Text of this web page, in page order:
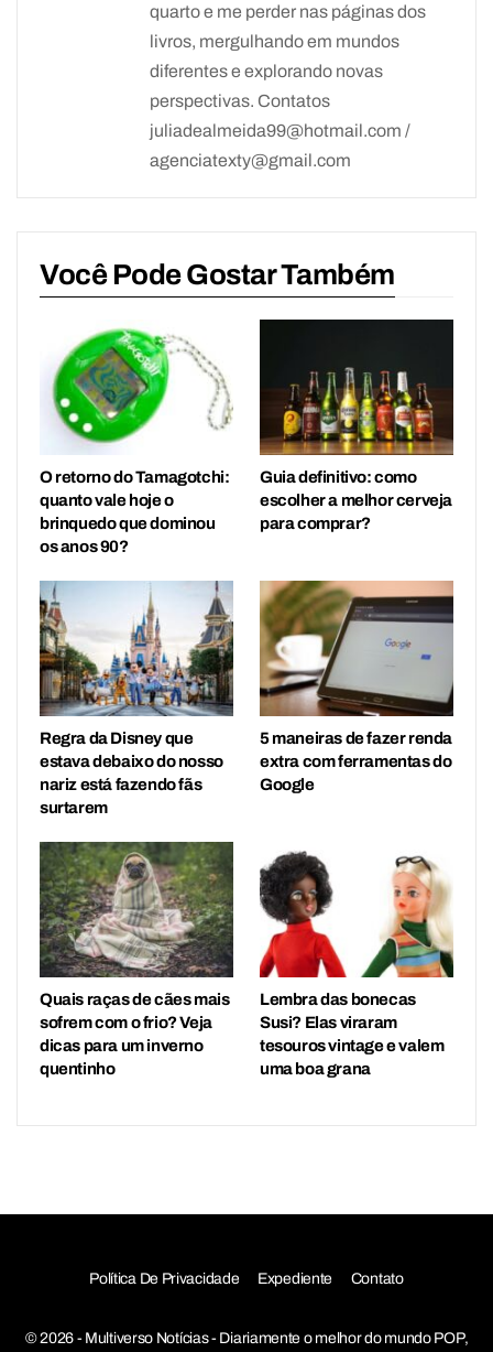
quarto e me perder nas páginas dos
livros, mergulhando em mundos
diferentes e explorando novas
perspectivas. Contatos
juliadealmeida99@hotmail.com /
agenciatexty@gmail.com
Você Pode Gostar Também
O retorno do Tamagotchi:
quanto vale hoje o
brinquedo que dominou
os anos 90?
Guia definitivo: como
escolher a melhor cerveja
para comprar?
Regra da Disney que
estava debaixo do nosso
nariz está fazendo fãs
surtarem
5 maneiras de fazer renda
extra com ferramentas do
Google
Quais raças de cães mais
sofrem com o frio? Veja
dicas para um inverno
quentinho
Lembra das bonecas
Susi? Elas viraram
tesouros vintage e valem
uma boa grana
Política De Privacidade Expediente Contato
© 2026 - Multiverso Notícias - Diariamente o melhor do mundo POP,